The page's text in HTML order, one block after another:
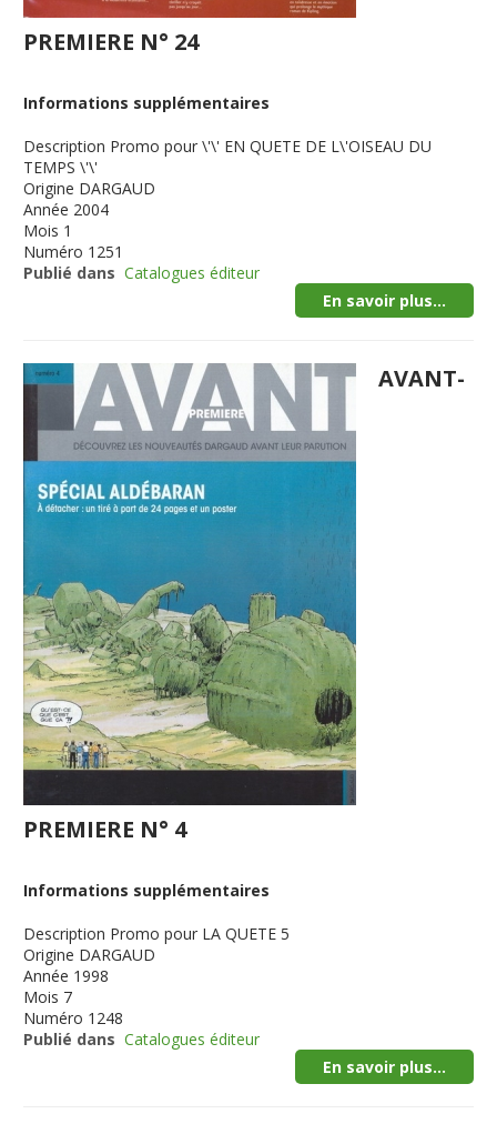
PREMIERE N° 24
Informations supplémentaires
Description Promo pour \'\' EN QUETE DE L\'OISEAU DU
TEMPS \'\'
Origine DARGAUD
Année 2004
Mois 1
Numéro 1251
Publié dans Catalogues éditeur
En savoir plus...
AVANT-
PREMIERE N° 4
Informations supplémentaires
Description Promo pour LA QUETE 5
Origine DARGAUD
Année 1998
Mois 7
Numéro 1248
Publié dans Catalogues éditeur
En savoir plus...